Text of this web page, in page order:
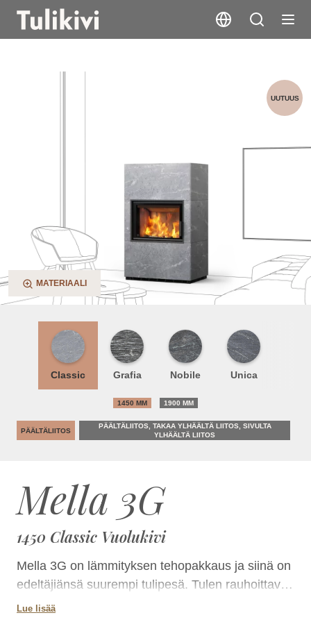
UUTUUS
MATERIAALI
Mella 3G
1450 Classic Vuolukivi
Mella 3G on lämmityksen tehopakkaus ja siinä on
edeltäjiänsä suurempi tulipesä. Tulen rauhoittava
tunnelma välittyy suuren vaakaluukun läpi laajasti
Lue lisää
Classic Grafia Nobile Unica
1450 MM 1900 MM
PÄÄLTÄLIITOS
PÄÄLTÄLIITOS, TAKAA YLHÄÄLTÄ LIITOS, SIVULTA
YLHÄÄLTÄ LIITOS